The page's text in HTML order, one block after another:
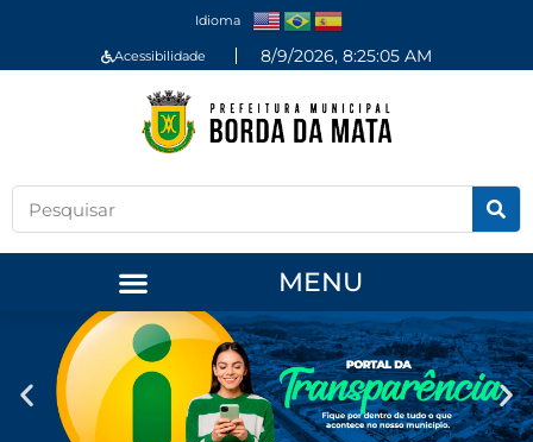
Idioma
Acessibilidade 8/9/2026, 8:25:06 AM
MENU